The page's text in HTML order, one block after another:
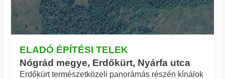
ELADÓ ÉPÍTÉSI TELEK
Nógrád megye, Erdőkürt, Nyárfa utca
Erdőkürt természetközeli panorámás részén kínálok